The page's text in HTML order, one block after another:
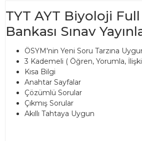
TYT AYT Biyoloji
Bankası Sınav
ÖSYM'nin Yeni Soru Tarzına
3 Kademeli ( Öğren, Yorumla,
Kısa Bilgi
Anahtar Sayfalar
Çözümlü Sorular
Çıkmış Sorular
Akıllı Tahtaya Uygun